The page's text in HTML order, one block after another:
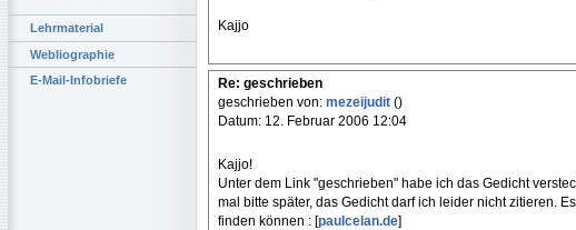
Lehrmaterial
Webliographie
E-Mail-Infobriefe
Kajjo
Re: geschrieben
geschrieben von: mezeijudit ()
Datum: 12. Februar 2006 12:04
Kajjo!
Unter dem Link "geschrieben" habe ich das Gedicht
mal bitte später, das Gedicht darf ich leider nicht zitieren.
finden können : [paulcelan.de]